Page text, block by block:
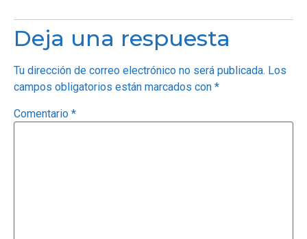
Deja una respuesta
Tu dirección de correo electrónico no será publicada. Los
campos obligatorios están marcados con *
Comentario *